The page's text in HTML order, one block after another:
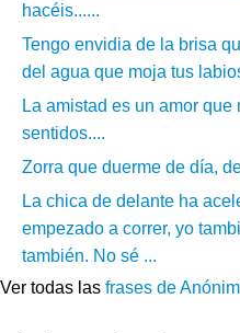
hacéis......
Tengo envidia de la brisa
del agua que moja tus
La amistad es un amor
sentidos....
Zorra que duerme de día,
La chica de delante ha
empezado a correr, yo
también. No sé ...
Ver todas las frases de